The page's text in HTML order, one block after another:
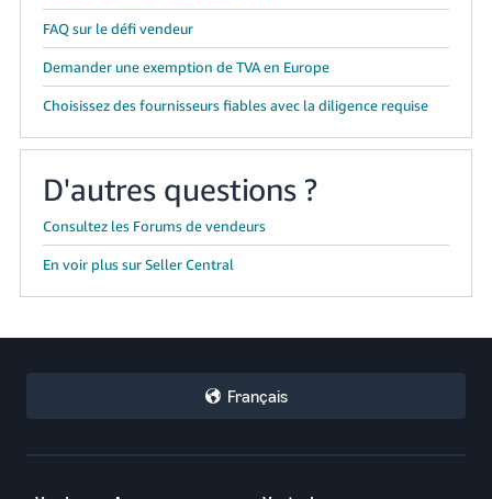
FAQ sur le défi vendeur
Demander une exemption de TVA en Europe
Choisissez des fournisseurs fiables avec la diligence requise
D'autres questions ?
Consultez les Forums de vendeurs
En voir plus sur Seller Central
Français